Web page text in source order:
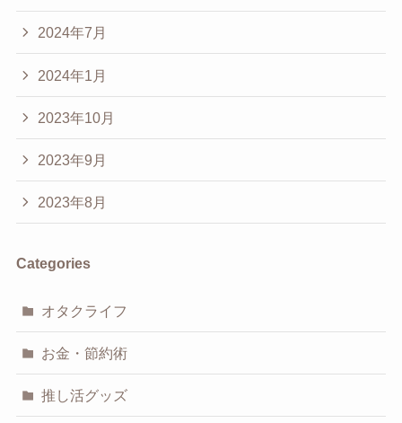
2024年7月
2024年1月
2023年10月
2023年9月
2023年8月
Categories
オタクライフ
お金・節約術
推し活グッズ